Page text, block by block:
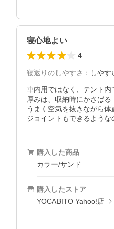
寝心地よい
4
寝返りのしやすさ ： しやす
車内用ではなく、テント内
厚みは、収納時にかさば
うまく空気を抜きながら
ジョイントもできるような
購入した商品
カラー/サンド
購入したストア
YOCABITO Yahoo!店